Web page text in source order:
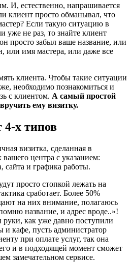
И, естественно, напрашивается
клиент просто обманывал, что
Если такую ситуацию в
уже не раз, то знайте клиент
просто забыл ваше название, или
или имя мастера, или даже все
клиента. Чтобы такие ситуации
необходимо познакомиться и
с клиентом. А самый простой
ему визитку.
х типов
визитка, сделанная в
центра с указанием:
сайта и графика работы.
просто стопкой лежать на
сработает. Более 50%
на них внимание, полагаюсь
название, и адрес вроде..»!
как уже давно поступили
и кафе, пусть администратор
при оплате услуг, так она
и в подходящей момент сможет
замечательном сервисе.